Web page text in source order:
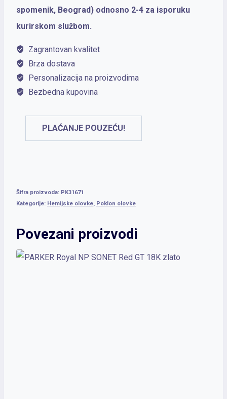
Dark
Espresso
količina
spomenik, Beograd) odnosno 2-4 za isporuku
kurirskom službom.
Zagrantovan kvalitet
Brza dostava
Personalizacija na proizvodima
Bezbedna kupovina
PLAĆANJE POUZEĆU!
Šifra proizvoda: PK31671
Kategorije: Hemijske olovke, Poklon olovke
Povezani proizvodi